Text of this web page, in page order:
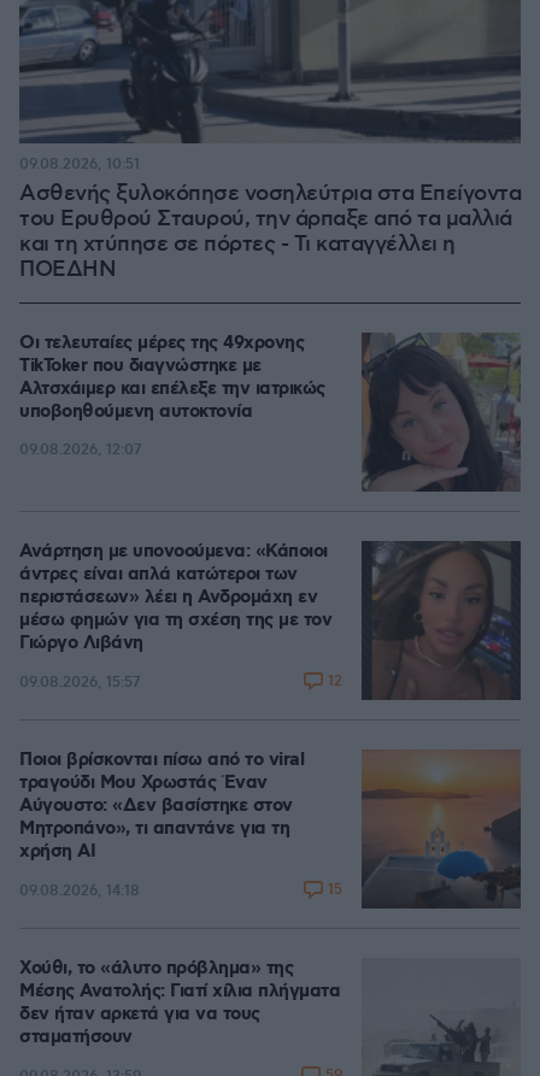
Ασθενής ξυλοκόπησε νοσηλεύτρια στα Επείγοντα
του Ερυθρού Σταυρού, την άρπαξε από τα μαλλιά
και τη χτύπησε σε πόρτες - Τι καταγγέλλει η
ΠΟΕΔΗΝ
09.08.2026, 10:51
Οι τελευταίες μέρες της 49χρονης
TikToker που διαγνώστηκε με
Αλτσχάιμερ και επέλεξε την ιατρικώς
υποβοηθούμενη αυτοκτονία
09.08.2026, 12:07
Ανάρτηση με υπονοούμενα: «Κάποιοι
άντρες είναι απλά κατώτεροι των
περιστάσεων» λέει η Ανδρομάχη εν
μέσω φημών για τη σχέση της με τον
Γιώργο Λιβάνη
09.08.2026, 15:57 12
Ποιοι βρίσκονται πίσω από το viral
τραγούδι Μου Χρωστάς Έναν
Αύγουστο: «Δεν βασίστηκε στον
Μητροπάνο», τι απαντάνε για τη
χρήση AI
09.08.2026, 14:18 15
Χούθι, το «άλυτο πρόβλημα» της
Μέσης Ανατολής: Γιατί χίλια πλήγματα
δεν ήταν αρκετά για να τους
σταματήσουν